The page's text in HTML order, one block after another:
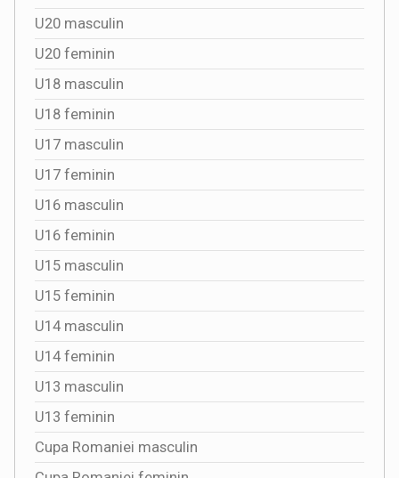
U20 masculin
U20 feminin
U18 masculin
U18 feminin
U17 masculin
U17 feminin
U16 masculin
U16 feminin
U15 masculin
U15 feminin
U14 masculin
U14 feminin
U13 masculin
U13 feminin
Cupa Romaniei masculin